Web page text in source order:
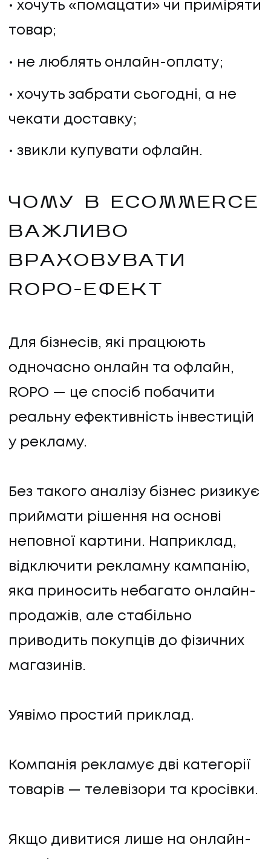
хочуть «помацати» чи приміряти
товар;
не люблять онлайн-оплату;
хочуть забрати сьогодні, а не
чекати доставку;
звикли купувати офлайн.
ЧОМУ В ECOMMERCE
ВАЖЛИВО
ВРАХОВУВАТИ
ROPO-ЕФЕКТ
Для бізнесів, які працюють
одночасно онлайн та офлайн,
ROPO — це спосіб побачити
реальну ефективність інвестицій
у рекламу.
Без такого аналізу бізнес ризикує
приймати рішення на основі
неповної картини. Наприклад,
відключити рекламну кампанію,
яка приносить небагато онлайн-
продажів, але стабільно
приводить покупців до фізичних
магазинів.
Уявімо простий приклад.
Компанія рекламує дві категорії
товарів — телевізори та кросівки.
Якщо дивитися лише на онлайн-
КАР'ЄРА
КАР'ЄРА
БЛОГ
БЛОГ
КЛІЄНТИ
КЛІЄНТИ
КОНТАКТИ
ПРО НАС